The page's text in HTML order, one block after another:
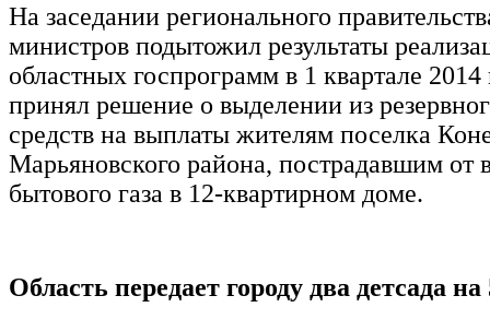
На заседании регионального
министров подытожил результаты
областных госпрограмм в 1 квартале 2014
принял решение о выделении из
средств на выплаты жителям поселка
Марьяновского района, пострадавшим от
бытового газа в 12-квартирном доме.
Область передает городу два детсада на